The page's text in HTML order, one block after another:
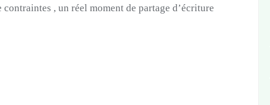
, un réel moment de partage d’écriture